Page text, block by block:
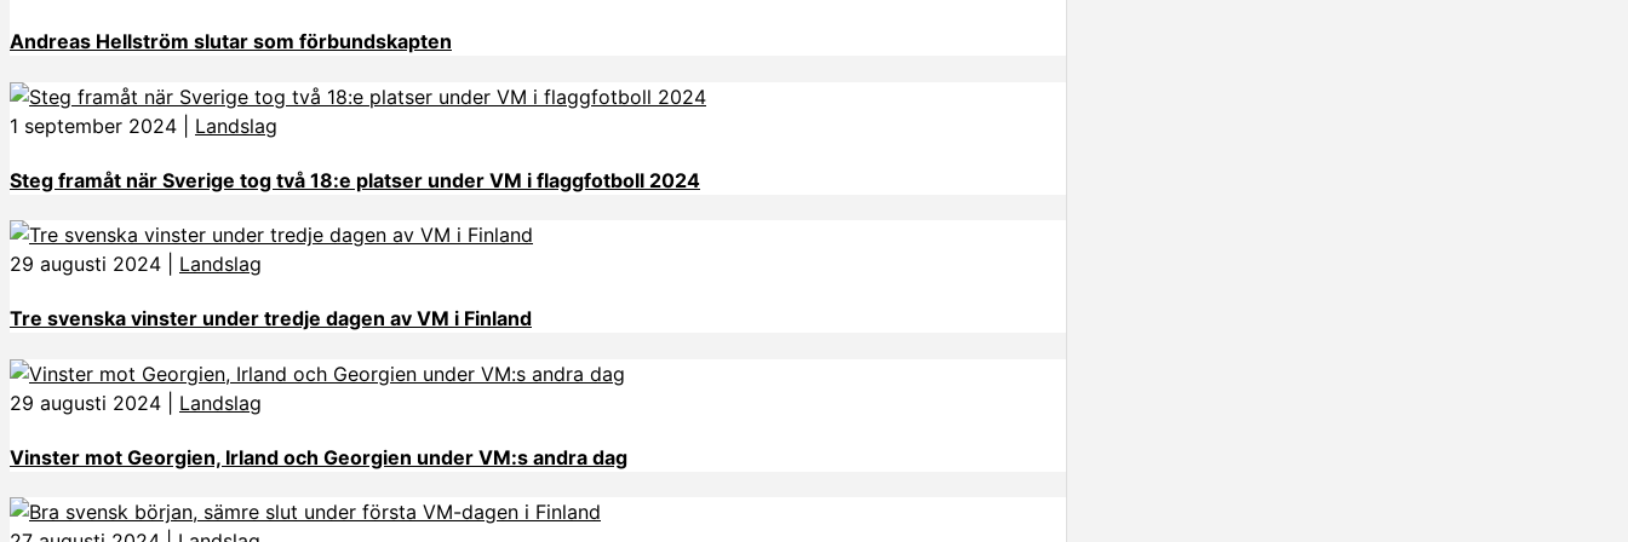
Andreas Hellström slutar som förbundskapten
1 september 2024 Landslag
Steg framåt när Sverige tog två 18:e platser under VM i flaggfotboll 2024
29 augusti 2024 Landslag
Tre svenska vinster under tredje dagen av VM i Finland
29 augusti 2024 Landslag
Vinster mot Georgien, Irland och Georgien under VM:s andra dag